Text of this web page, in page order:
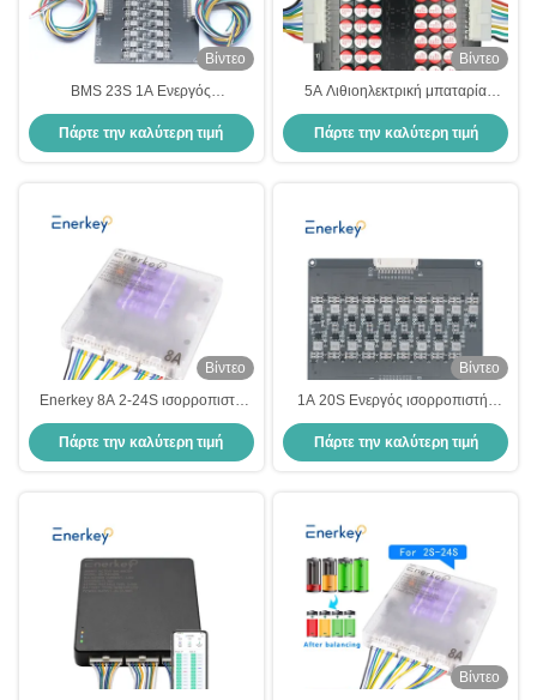
Βίντεο
BMS 23S 1A Ενεργός
εξισορροπητής κυψελών Lifepo4
Lifepo4 Συσκευές κυψελών
μπαταρίας λιθίου ιόντων
Πάρτε την καλύτερη τιμή
Βίντεο
5A Λιθιοηλεκτρική μπαταρία
Ενεργός ισορροπευτής κυψελών
12S 13S 14S 15S 16S Ενεργός
ισορροπευτής για ρομπότ
Πάρτε την καλύτερη τιμή
Βίντεο
Enerkey 8A 2-24S ισορροπιστή
κυψελών μπαταρίας Lifepo4
Active Cell Balancer με πύλη
επικοινωνίας CAN
Πάρτε την καλύτερη τιμή
Βίντεο
1A 20S Ενεργός ισορροπιστής
κυψελών BMS Li-Ion Lifepo4
ισορροπιστή μπαταρίας για
σκούτερ
Πάρτε την καλύτερη τιμή
Βίντεο